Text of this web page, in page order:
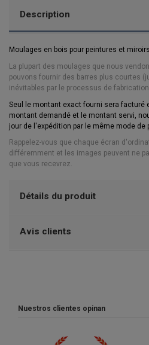
Description
Moulages en bois pour peintures et
La plupart des moulages que nous
pouvons fournir des barres plus courtes
inévitables par le processus de
Seul le montant exact fourni sera facturé
montant demandé et le montant servi,
jour de l'expédition par le même mode de
Rappelez-vous que chaque écran
différemment et les images peuvent ne
que vous recevrez.
Détails du produit
Avis clients
Nuestros clientes opinan